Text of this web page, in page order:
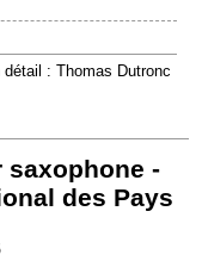
détail : Thomas Dutronc
saxophone -
des Pays